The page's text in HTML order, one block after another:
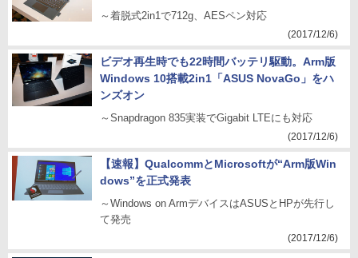
～着脱式2in1で712g、AESペン対応
(2017/12/6)
ビデオ再生時でも22時間バッテリ駆動。Arm版
Windows 10搭載2in1「ASUS NovaGo」をハ
ンズオン
～Snapdragon 835実装でGigabit LTEにも対応
(2017/12/6)
【速報】QualcommとMicrosoftが“Arm版Win
dows”を正式発表
～Windows on ArmデバイスはASUSとHPが先行し
て発売
(2017/12/6)